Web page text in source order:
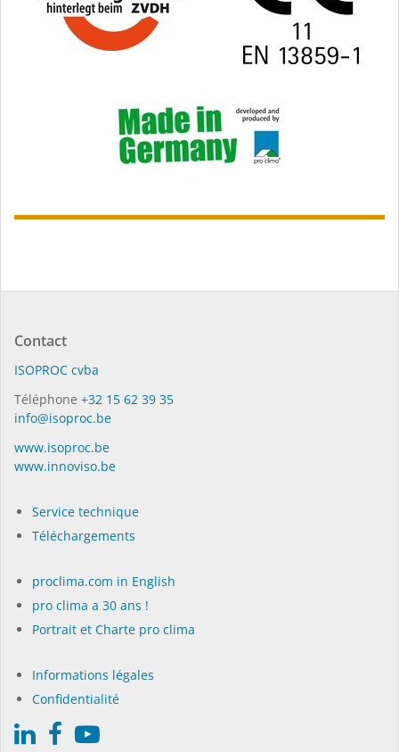
Contact
ISO­PROC cvba
Téléphone +32 15 62 39 35
info@isoproc.be
www.isoproc.be
www.innoviso.be
Service technique
Téléchargements
proclima.com in English
pro clima a 30 ans !
Portrait et Charte pro clima
Informations légales
Confidentialité